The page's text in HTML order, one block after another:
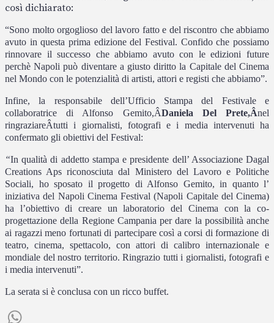
così dichiarato:
“Sono molto orgoglioso del lavoro fatto e del riscontro che abbiamo
avuto in questa prima edizione del Festival. Confido che possiamo
rinnovare il successo che abbiamo avuto con le edizioni future
perchè Napoli può diventare a giusto diritto la Capitale del Cinema
nel Mondo con le potenzialità di artisti, attori e registi che abbiamo”.
Infine, la responsabile dell’Ufficio Stampa del Festivale e
collaboratrice di Alfonso Gemito,ÂDaniela Del Prete,Ânel
ringraziareÂtutti i giornalisti, fotografi e i media intervenuti ha
confermato gli obiettivi del Festival:
“In qualità di addetto stampa e presidente dell’ Associazione Dagal
Creations Aps riconosciuta dal Ministero del Lavoro e Politiche
Sociali, ho sposato il progetto di Alfonso Gemito, in quanto l’
iniziativa del Napoli Cinema Festival (Napoli Capitale del Cinema)
ha l’obiettivo di creare un laboratorio del Cinema con la co-
progettazione della Regione Campania per dare la possibilità anche
ai ragazzi meno fortunati di partecipare così a corsi di formazione di
teatro, cinema, spettacolo, con attori di calibro internazionale e
mondiale del nostro territorio. Ringrazio tutti i giornalisti, fotografi e
i media intervenuti”.
La serata si è conclusa con un ricco buffet.